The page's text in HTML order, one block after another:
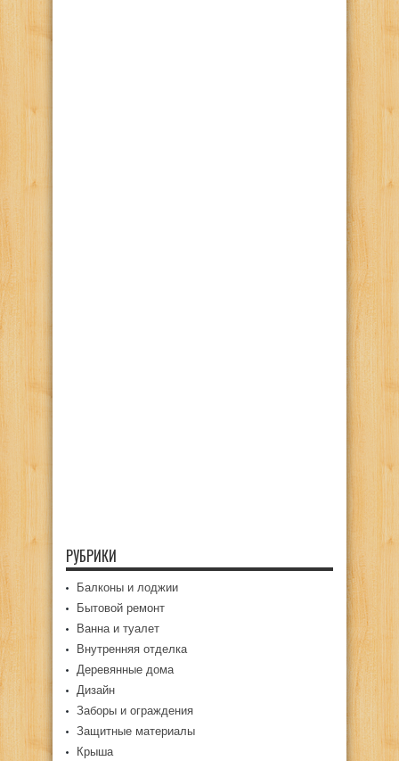
РУБРИКИ
Балконы и лоджии
Бытовой ремонт
Ванна и туалет
Внутренняя отделка
Деревянные дома
Дизайн
Заборы и ограждения
Защитные материалы
Крыша